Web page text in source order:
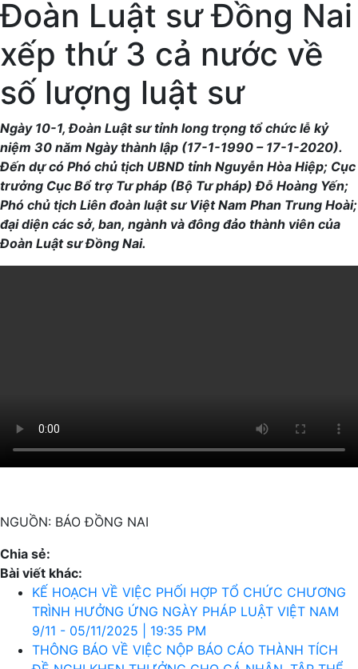
Đoàn Luật sư Đồng Nai
xếp thứ 3 cả nước về
số lượng luật sư
Ngày 10-1, Đoàn Luật sư tỉnh long trọng tổ chức lễ kỷ
niệm 30 năm Ngày thành lập (17-1-1990 – 17-1-2020).
Đến dự có Phó chủ tịch UBND tỉnh Nguyễn Hòa Hiệp; Cục
trưởng Cục Bổ trợ Tư pháp (Bộ Tư pháp) Đỗ Hoàng Yến;
Phó chủ tịch Liên đoàn luật sư Việt Nam Phan Trung Hoài;
đại diện các sở, ban, ngành và đông đảo thành viên của
Đoàn Luật sư Đồng Nai.
NGUỒN: BÁO ĐỒNG NAI
Chia sẻ:
Bài viết khác:
KẾ HOẠCH VỀ VIỆC PHỐI HỢP TỔ CHỨC CHƯƠNG
TRÌNH HƯỞNG ỨNG NGÀY PHÁP LUẬT VIỆT NAM
9/11 - 05/11/2025 | 19:35 PM
THÔNG BÁO VỀ VIỆC NỘP BÁO CÁO THÀNH TÍCH